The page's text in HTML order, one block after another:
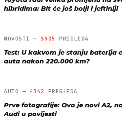
hibridima: Bit će još bolji i jeftiniji
NOVOSTI — 5905 PREGLEDA
Test: U kakvom je stanju baterija
auta nakon 220.000 km?
AUTO — 4342 PREGLEDA
Prve fotografije: Ovo je novi A2,
Audi u povijesti